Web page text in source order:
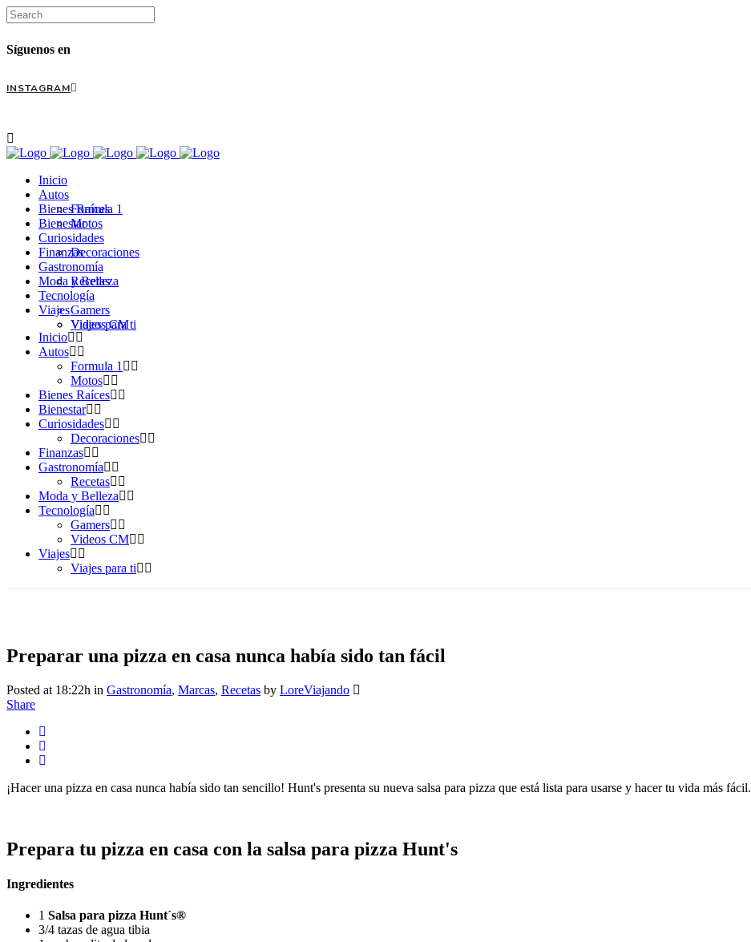
Síguenos en
INSTAGRAM
Inicio
Autos
Formula 1
Motos
Bienes Raíces
Bienestar
Curiosidades
Decoraciones
Finanzas
Gastronomía
Recetas
Moda y Belleza
Tecnología
Gamers
Videos CM
Viajes
Viajes para ti
Inicio
Autos
Formula 1
Motos
Bienes Raíces
Bienestar
Curiosidades
Decoraciones
Finanzas
Gastronomía
Recetas
Moda y Belleza
Tecnología
Gamers
Videos CM
Viajes
Viajes para ti
Preparar una pizza en casa nunca había sido tan fácil
Posted at 18:22h in Gastronomía, Marcas, Recetas by LoreViajando
Share
¡Hacer una pizza en casa nunca había sido tan sencillo! Hunt's presenta su nueva salsa para pizza que está lista para usarse y hacer tu vida más fácil.
Prepara tu pizza en casa con la salsa para pizza Hunt's
Ingredientes
1 Salsa para pizza Hunt´s®
3/4 tazas de agua tibia